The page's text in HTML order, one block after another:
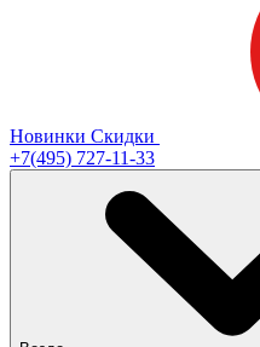
Новинки Скидки
+7(495) 727-11-33